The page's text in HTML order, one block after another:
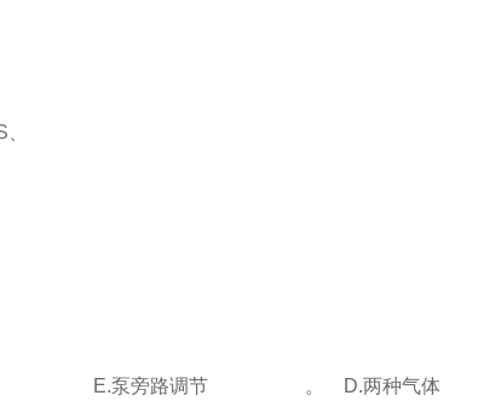
风量控制。 E.泵旁路调节 。 D.两种气体